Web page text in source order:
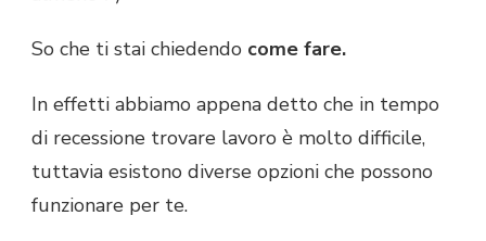
So che ti stai chiedendo come fare.
In effetti abbiamo appena detto che in tempo
di recessione trovare lavoro è molto difficile,
tuttavia esistono diverse opzioni che possono
funzionare per te.